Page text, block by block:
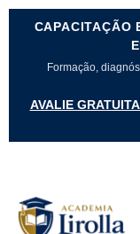
CAPACITAÇÃO
Formação,
AVALIE